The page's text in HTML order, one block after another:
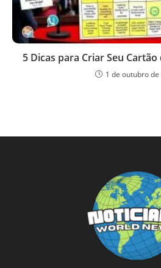
5 Dicas para Criar Seu
1 de outubro